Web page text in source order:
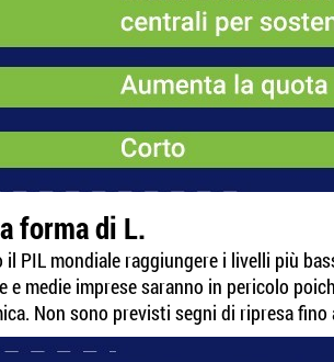
forma di L.
PIL mondiale raggiungere i livelli più
medie imprese saranno in pericolo
Non sono previsti segni di ripresa fino